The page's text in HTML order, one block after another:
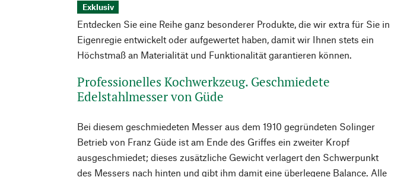
Exklusiv
Entdecken Sie eine Reihe ganz besonderer Produkte, die wir extra für Sie in
Eigenregie entwickelt oder aufgewertet haben, damit wir Ihnen stets ein
Höchstmaß an Materialität und Funktionalität garantieren können.
Professionelles Kochwerkzeug. Geschmiedete
Edelstahlmesser von Güde
Bei diesem geschmiedeten Messer aus dem 1910 gegründeten Solinger
Betrieb von Franz Güde ist am Ende des Griffes ein zweiter Kropf
ausgeschmiedet; dieses zusätzliche Gewicht verlagert den Schwerpunkt
des Messers nach hinten und gibt ihm damit eine überlegene Balance. Alle